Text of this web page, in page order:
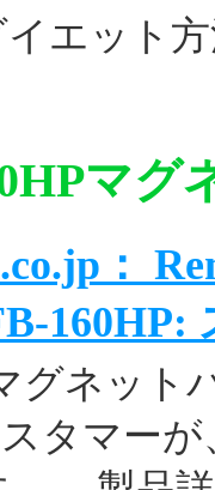
エット
マグ
：
160HP:
グネット
タマー